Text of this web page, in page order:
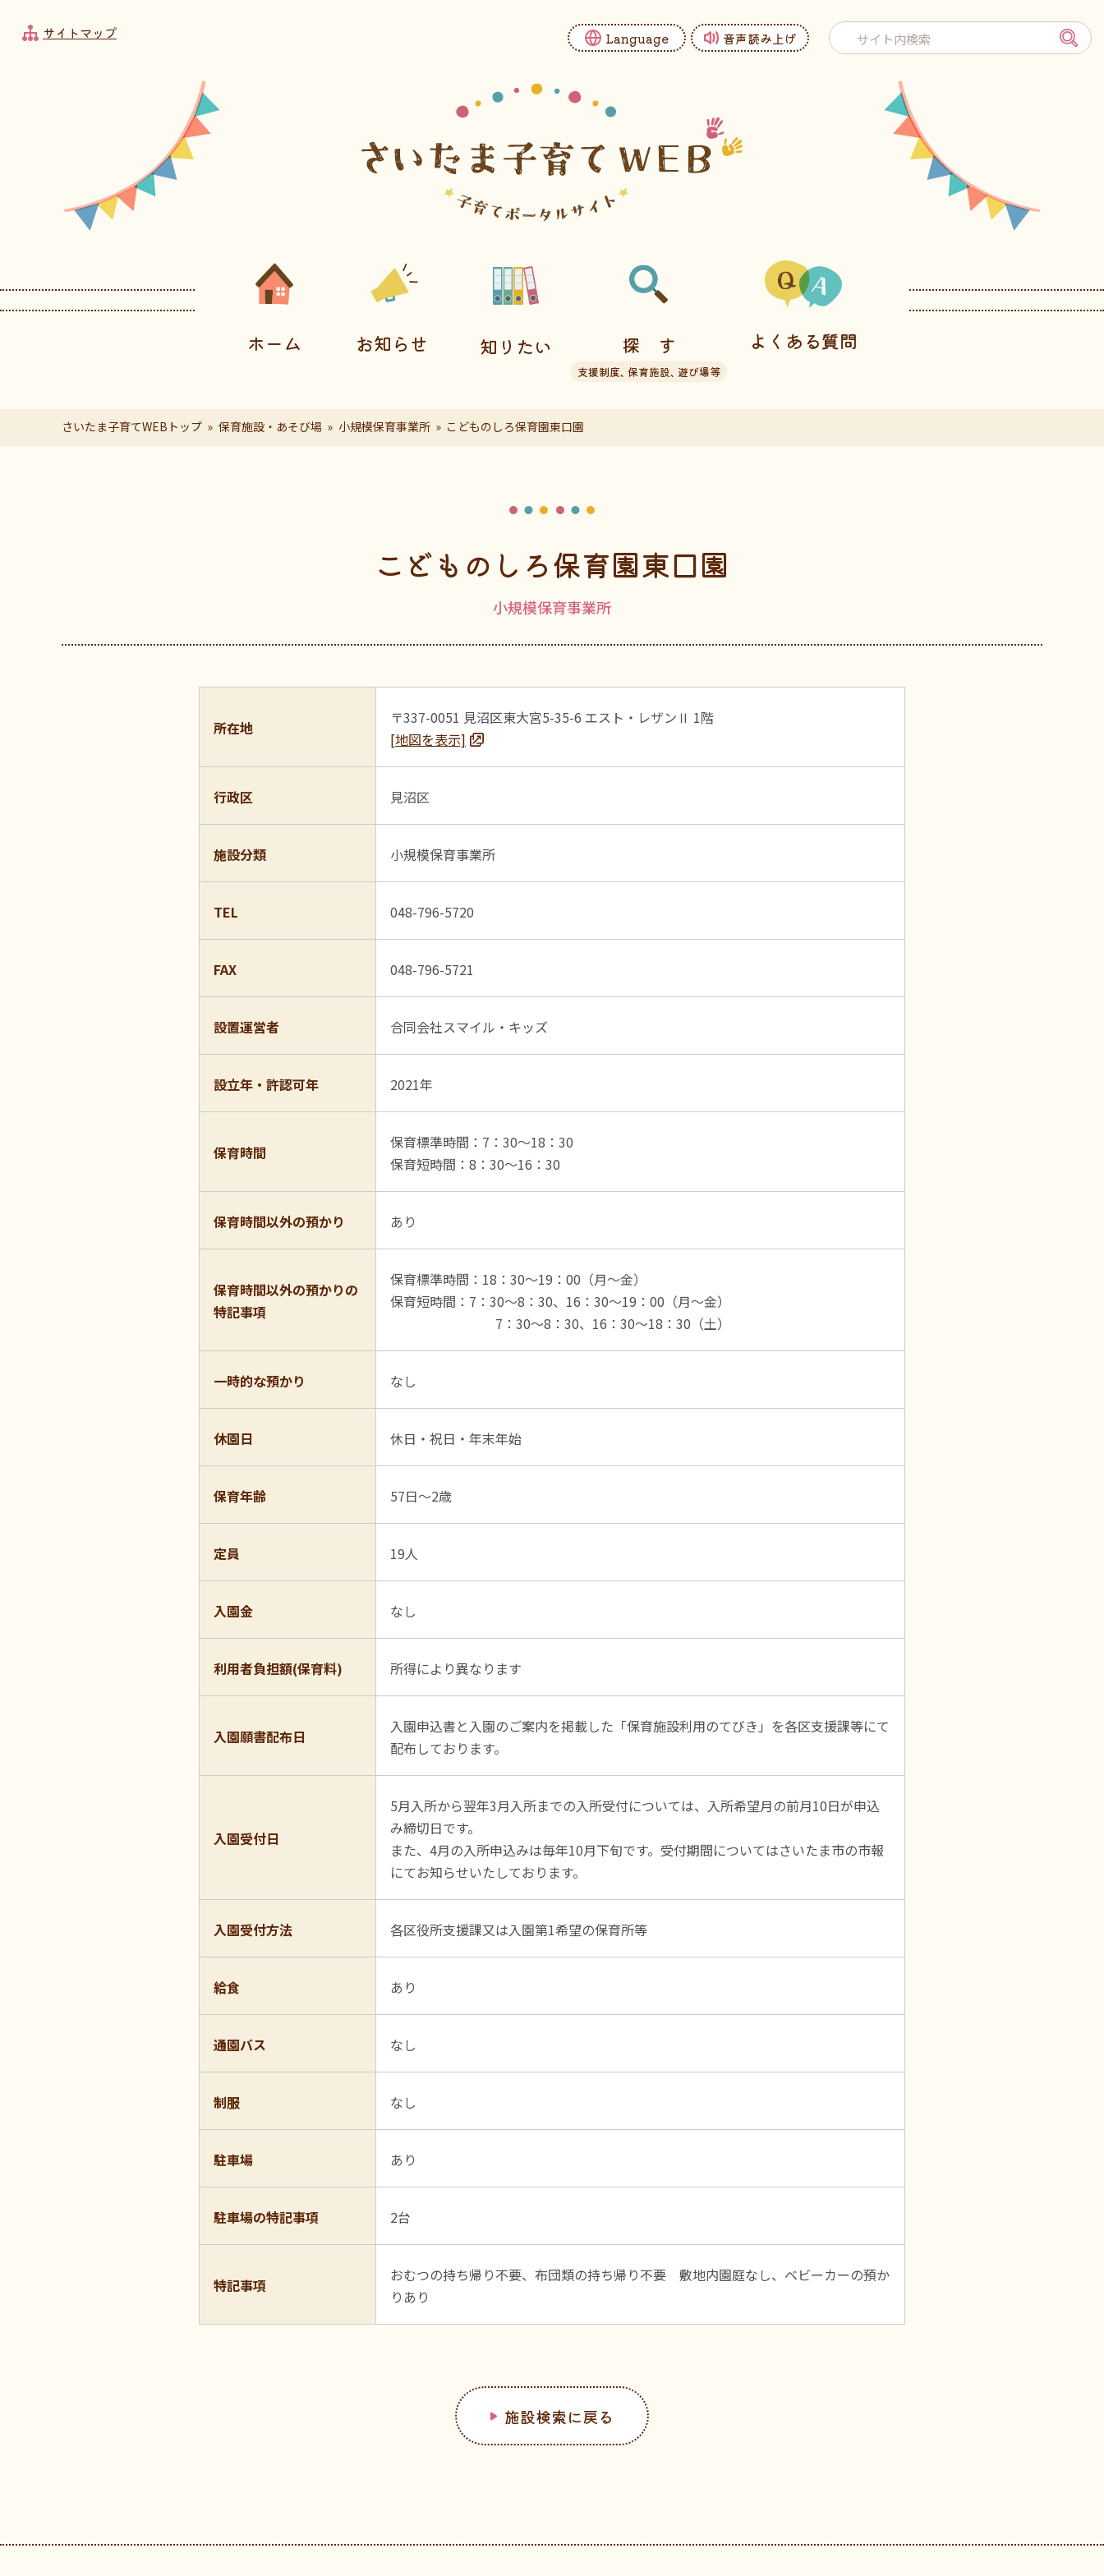
サイトマップ Language 音声読み上げ
ホーム お知らせ 知りたい 探す
支援制度、 保育施設、 遊び場等
よくある質問
さいたま子育てWEBトップ 保育施設・あそび場 小規模保育事業所 こどものしろ保育園東口園
こどものしろ保育園東口園
小規模保育事業所
所在地
〒337-0051 見沼区東大宮5-35-6 エスト・レザンⅡ 1階
[地図を表示]
行政区 見沼区
施設分類 小規模保育事業所
TEL 048-796-5720
FAX 048-796-5721
設置運営者 合同会社スマイル・キッズ
設立年・許認可年 2021年
保育時間
保育標準時間：7：30～18：30
保育短時間：8：30～16：30
保育時間以外の預かり あり
保育時間以外の預かりの
特記事項
保育標準時間：18：30～19：00（月～金）
保育短時間：7：30～8：30、16：30～19：00（月～金）
7：30～8：30、16：30～18：30（土）
一時的な預かり なし
休園日 休日・祝日・年末年始
保育年齢 57日～2歳
定員 19人
入園金 なし
利用者負担額(保育料) 所得により異なります
入園願書配布日
入園申込書と入園のご案内を掲載した「保育施設利用のてびき」を各区支援課等にて
配布しております。
入園受付日
5月入所から翌年3月入所までの入所受付については、入所希望月の前月10日が申込
み締切日です。
また、4月の入所申込みは毎年10月下旬です。受付期間についてはさいたま市の市報
にてお知らせいたしております。
入園受付方法 各区役所支援課又は入園第1希望の保育所等
給食 あり
通園バス なし
制服 なし
駐車場 あり
駐車場の特記事項 2台
特記事項
おむつの持ち帰り不要、布団類の持ち帰り不要 敷地内園庭なし、ベビーカーの預か
りあり
施設検索に戻る